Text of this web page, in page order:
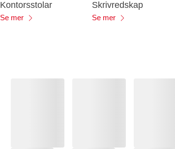
Kontorsstolar
Se mer
Skrivredskap
Se mer